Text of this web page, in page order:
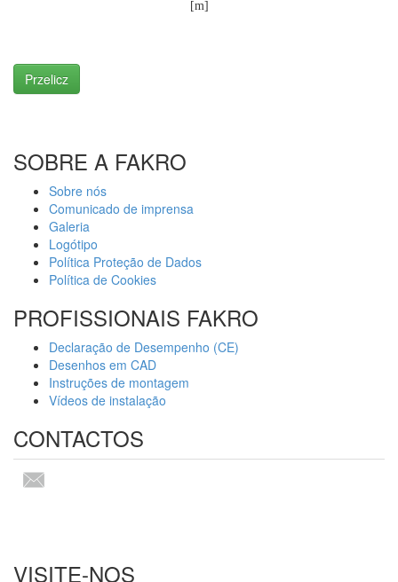
Przelicz
SOBRE A FAKRO
Sobre nós
Comunicado de imprensa
Galeria
Logótipo
Política Proteção de Dados
Política de Cookies
PROFISSIONAIS FAKRO
Declaração de Desempenho (CE)
Desenhos em CAD
Instruções de montagem
Vídeos de instalação
CONTACTOS
VISITE-NOS